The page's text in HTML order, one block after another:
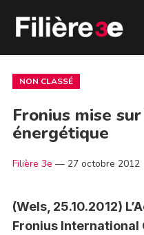
NON CLASSÉ
Fronius mise
énergétique
Filière 3e — 27 octobre 2012
(Wels, 25.10.2012)
Fronius International